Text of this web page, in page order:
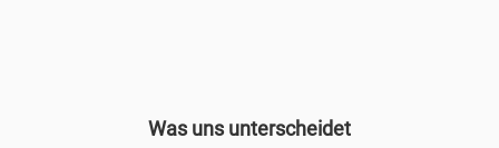
Was uns unterscheidet